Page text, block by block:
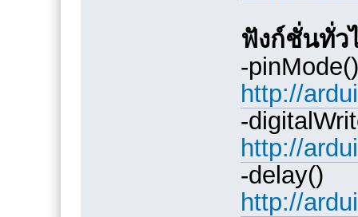
ฟังก์ชั่นทั่ว
-pinMode()
http://
-
http://
-delay()
http://